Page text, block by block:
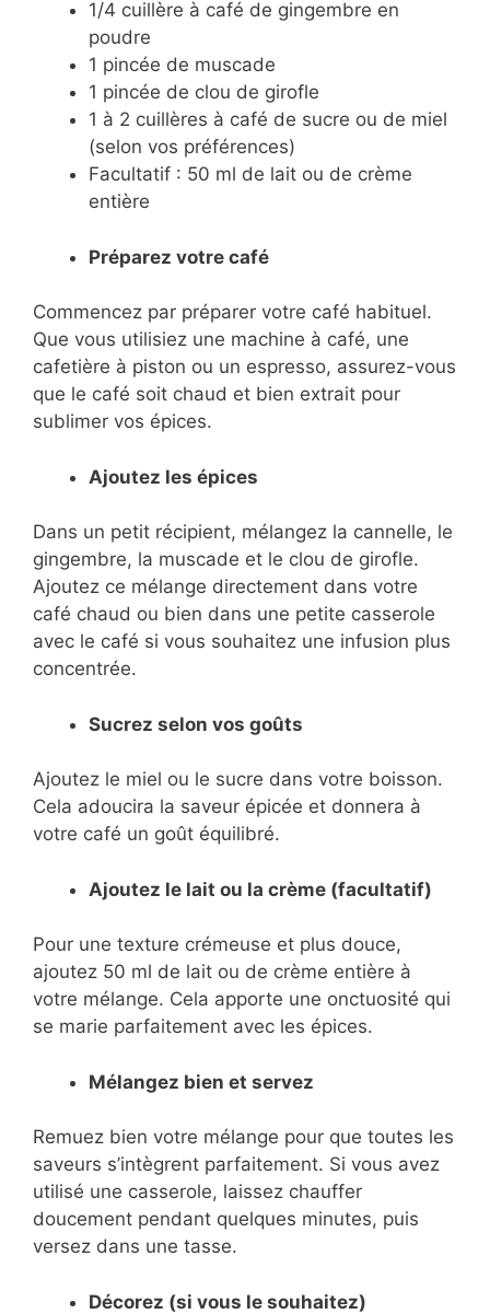
1/4 cuillère à café de gingembre en
poudre
1 pincée de muscade
1 pincée de clou de girofle
1 à 2 cuillères à café de sucre ou de miel
(selon vos préférences)
Facultatif : 50 ml de lait ou de crème
entière
Préparez votre café
Commencez par préparer votre café habituel.
Que vous utilisiez une machine à café, une
cafetière à piston ou un espresso, assurez-vous
que le café soit chaud et bien extrait pour
sublimer vos épices.
Ajoutez les épices
Dans un petit récipient, mélangez la cannelle, le
gingembre, la muscade et le clou de girofle.
Ajoutez ce mélange directement dans votre
café chaud ou bien dans une petite casserole
avec le café si vous souhaitez une infusion plus
concentrée.
Sucrez selon vos goûts
Ajoutez le miel ou le sucre dans votre boisson.
Cela adoucira la saveur épicée et donnera à
votre café un goût équilibré.
Ajoutez le lait ou la crème (facultatif)
Pour une texture crémeuse et plus douce,
ajoutez 50 ml de lait ou de crème entière à
votre mélange. Cela apporte une onctuosité qui
se marie parfaitement avec les épices.
Mélangez bien et servez
Remuez bien votre mélange pour que toutes les
saveurs s’intègrent parfaitement. Si vous avez
utilisé une casserole, laissez chauffer
doucement pendant quelques minutes, puis
versez dans une tasse.
Décorez (si vous le souhaitez)